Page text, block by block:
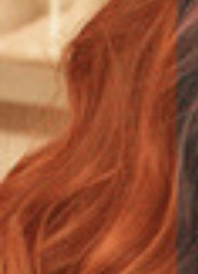
LEBLOG
RÉPERTOIRES